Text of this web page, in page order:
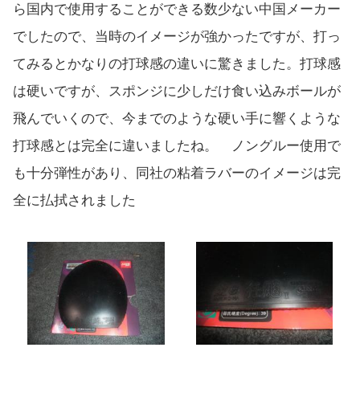
ら国内で使用することができる数少ない中国メーカー
でしたので、当時のイメージが強かったですが、打っ
てみるとかなりの打球感の違いに驚きました。打球感
は硬いですが、スポンジに少しだけ食い込みボールが
飛んでいくので、今までのような硬い手に響くような
打球感とは完全に違いましたね。 ノングルー使用で
も十分弾性があり、同社の粘着ラバーのイメージは完
全に払拭されました